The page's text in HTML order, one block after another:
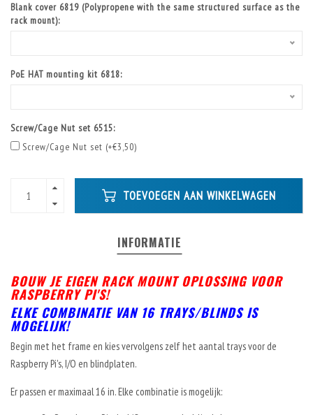
Blank cover 6819 (Polypropene with the same structured surface as the
rack mount):
PoE HAT mounting kit 6818:
Screw/Cage Nut set 6515:
Screw/Cage Nut set (+€3,50)
TOEVOEGEN AAN WINKELWAGEN
INFORMATIE
BOUW JE EIGEN RACK MOUNT OPLOSSING VOOR
RASPBERRY PI'S!
ELKE COMBINATIE VAN 16 TRAYS/BLINDS IS
MOGELIJK!
Begin met het frame en kies vervolgens zelf het aantal trays voor de
Raspberry Pi's, I/O en blindplaten.
Er passen er maximaal 16 in. Elke combinatie is mogelijk: